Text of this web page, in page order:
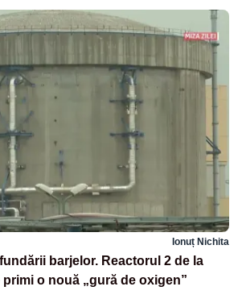
Ionuț Nichita
barjelor. Reactorul 2 de la
o nouă „gură de oxigen”